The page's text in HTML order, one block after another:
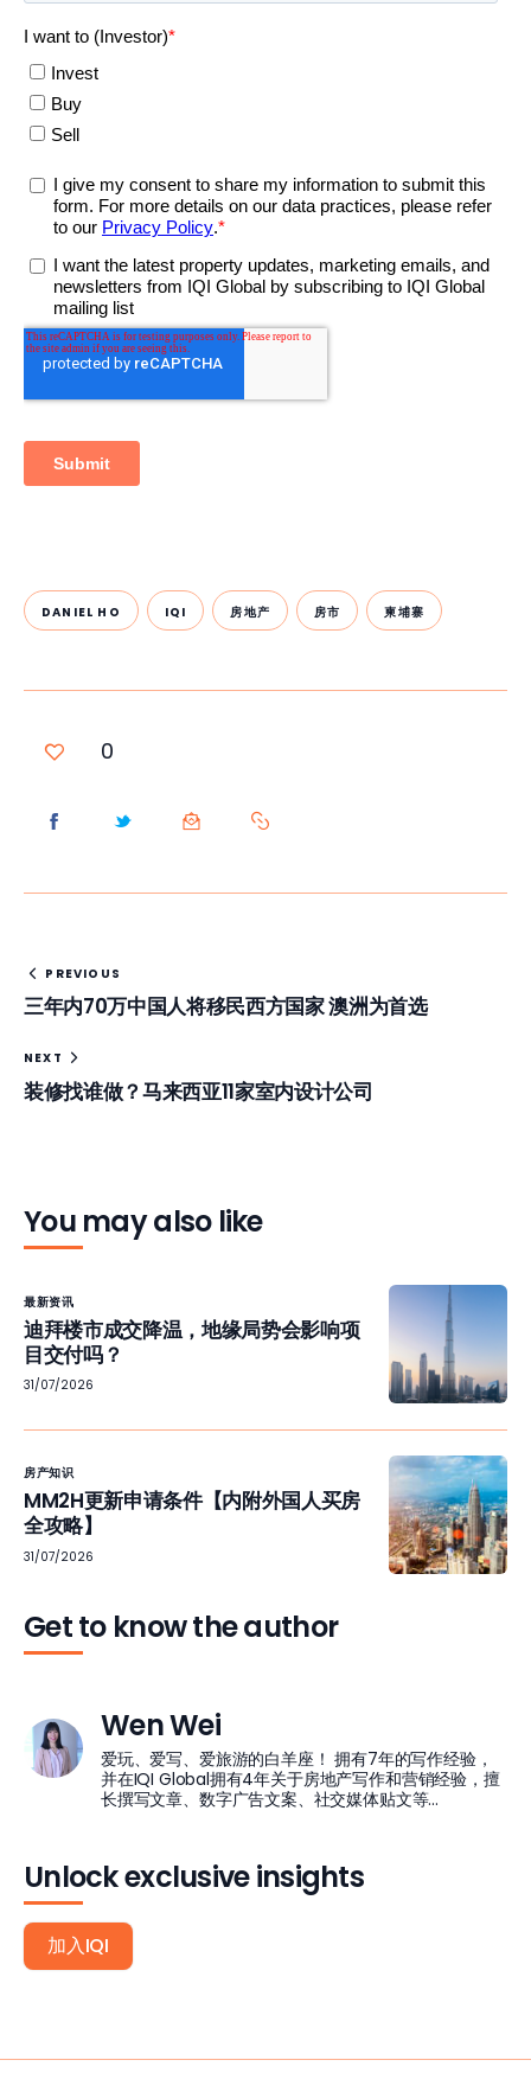
DANIEL HO IQI 房地产 房市 柬埔寨
0
PREVIOUS
三年内70万中国人将移民西方国家 澳洲为首选
NEXT
装修找谁做？马来西亚11家室内设计公司
You may also like
最新资讯
迪拜楼市成交降温，地缘局势会影响项
目交付吗？
31/07/2026
房产知识
MM2H更新申请条件【内附外国人买房
全攻略】
31/07/2026
Get to know the author
Wen Wei
爱玩、爱写、爱旅游的白羊座！ 拥有7年的写作经验，
并在IQI Global拥有4年关于房地产写作和营销经验，擅
长撰写文章、数字广告文案、社交媒体贴文等...
Unlock exclusive insights
加入IQI